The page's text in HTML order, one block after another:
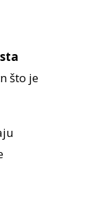
što je